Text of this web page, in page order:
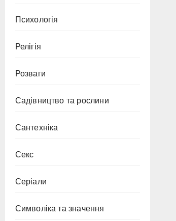
Психологія
Релігія
Розваги
Садівництво та рослини
Сантехніка
Секс
Серіали
Символіка та значення